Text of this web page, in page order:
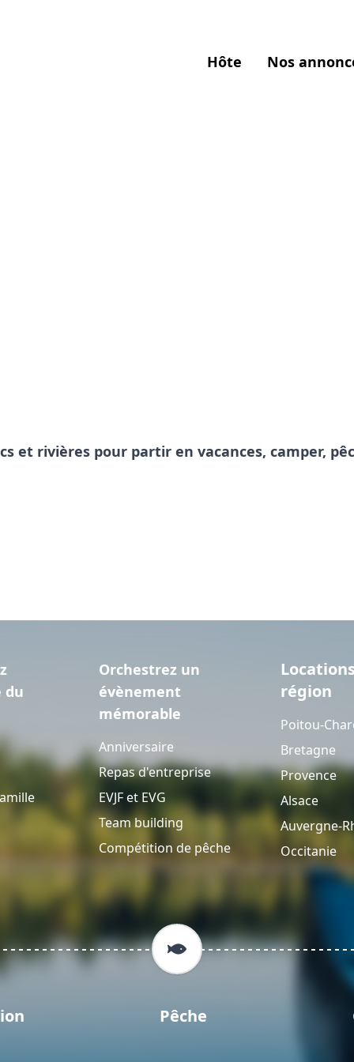
Hôte Nos
et rivières pour partir en vacances, camper,
du
Orchestrez un
évènement
mémorable
Anniversaire
Repas d'entreprise
EVJF et EVG
Team building
Compétition de pêche
région
Poitou-
Bretagne
Provence
Alsace
Auvergne-
Occitanie
Pêche